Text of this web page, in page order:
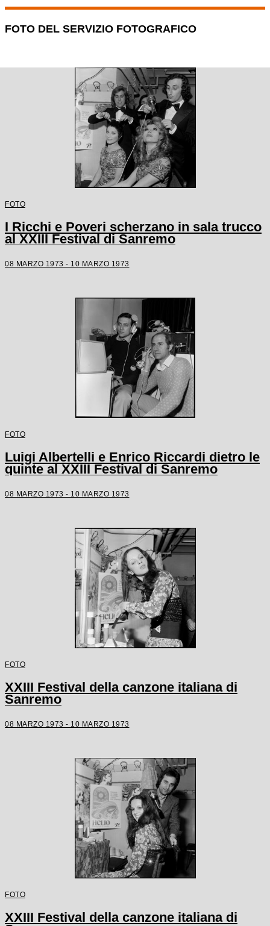
FOTO DEL SERVIZIO FOTOGRAFICO
FOTO
I Ricchi e Poveri scherzano in sala trucco
al XXIII Festival di Sanremo
08 MARZO 1973 - 10 MARZO 1973
FOTO
Luigi Albertelli e Enrico Riccardi dietro le
quinte al XXIII Festival di Sanremo
08 MARZO 1973 - 10 MARZO 1973
FOTO
XXIII Festival della canzone italiana di
Sanremo
08 MARZO 1973 - 10 MARZO 1973
FOTO
XXIII Festival della canzone italiana di